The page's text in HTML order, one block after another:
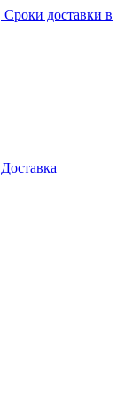
Сроки доставки в
Доставка